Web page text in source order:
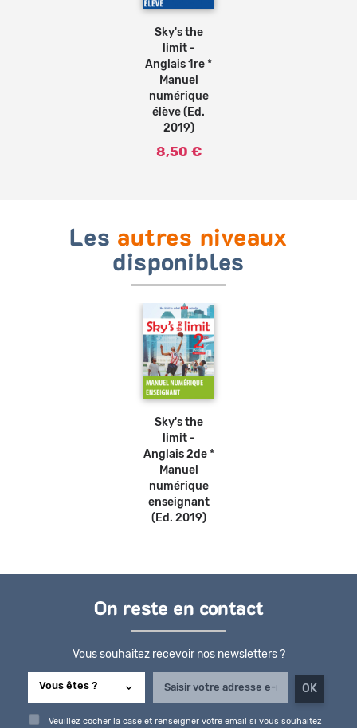
au
Sky's the
limit -
Anglais 1re *
Manuel
numérique
élève (Ed.
2019)
8,50 €
Les autres niveaux
disponibles
Sky's the
limit -
Anglais 2de *
Manuel
numérique
enseignant
(Ed. 2019)
On reste en contact
Vous souhaitez recevoir nos newsletters ?
Veuillez cocher la case et renseigner votre email si vous souhaitez